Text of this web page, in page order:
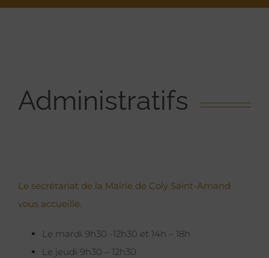
Administratifs
Le secrétariat de la Mairie de Coly Saint-Amand
vous accueille.
Le mardi 9h30 -12h30 et 14h – 18h
Le jeudi 9h30 – 12h30